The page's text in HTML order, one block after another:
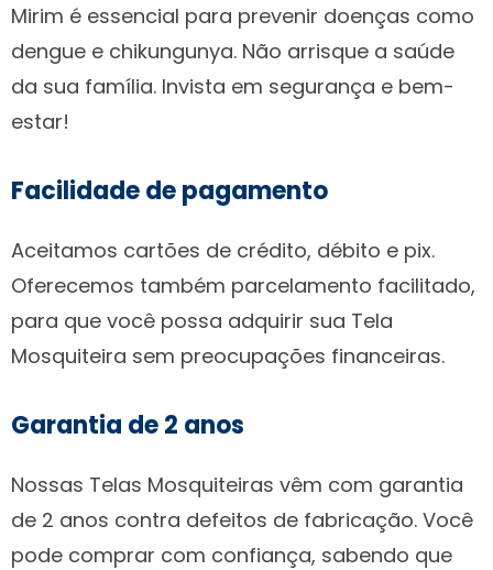
Mirim é essencial para prevenir doenças como
dengue e chikungunya. Não arrisque a saúde
da sua família. Invista em segurança e bem-
estar!
Facilidade de pagamento
Aceitamos cartões de crédito, débito e pix.
Oferecemos também parcelamento facilitado,
para que você possa adquirir sua Tela
Mosquiteira sem preocupações financeiras.
Garantia de 2 anos
Nossas Telas Mosquiteiras vêm com garantia
de 2 anos contra defeitos de fabricação. Você
pode comprar com confiança, sabendo que